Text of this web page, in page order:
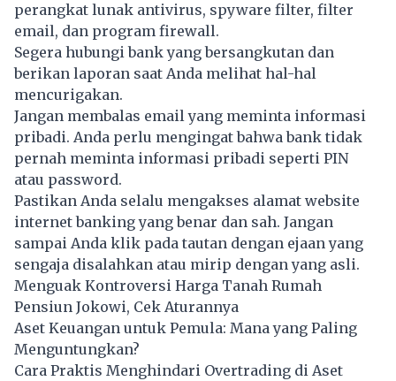
perangkat lunak antivirus, spyware filter, filter
email, dan program firewall.
Segera hubungi bank yang bersangkutan dan
berikan laporan saat Anda melihat hal-hal
mencurigakan.
Jangan membalas email yang meminta informasi
pribadi. Anda perlu mengingat bahwa bank tidak
pernah meminta informasi pribadi seperti PIN
atau password.
Pastikan Anda selalu mengakses alamat website
internet banking yang benar dan sah. Jangan
sampai Anda klik pada tautan dengan ejaan yang
sengaja disalahkan atau mirip dengan yang asli.
Menguak Kontroversi Harga Tanah Rumah
Pensiun Jokowi, Cek Aturannya
Aset Keuangan untuk Pemula: Mana yang Paling
Menguntungkan?
Cara Praktis Menghindari Overtrading di Aset